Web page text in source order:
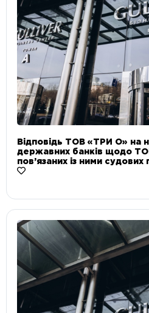
Відповідь ТОВ «ТРИ О» на
державних банків щодо
пов’язаних із ними судових